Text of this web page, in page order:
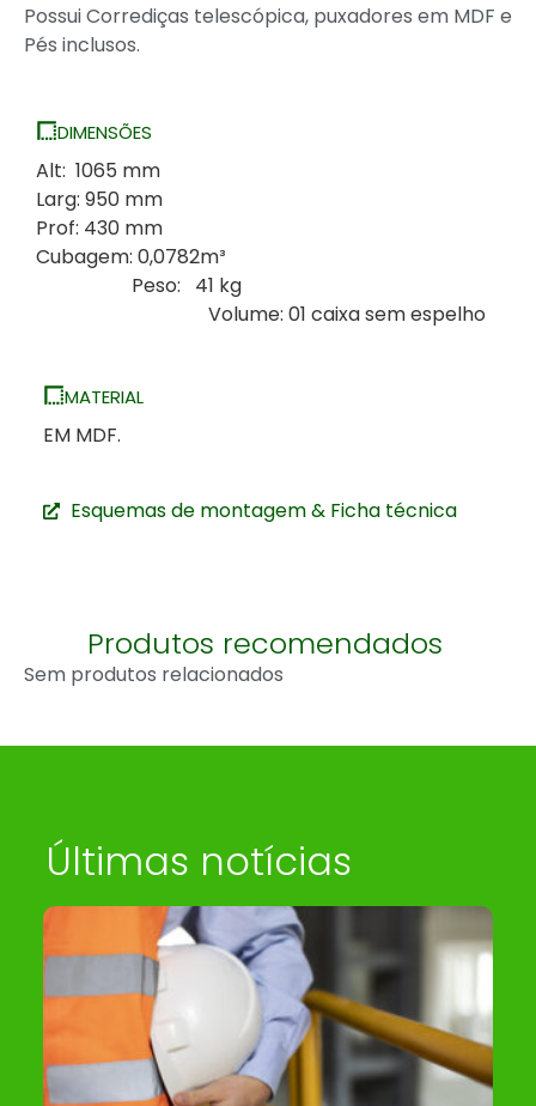
Possui Corrediças telescópica, puxadores em MDF e
Pés inclusos.
DIMENSÕES
Alt: 1065 mm
Larg: 950 mm
Prof: 430 mm
Cubagem: 0,0782m³
Peso: 41 kg
Volume: 01 caixa sem espelho
MATERIAL
EM MDF.
Esquemas de montagem & Ficha técnica
Produtos recomendados
Sem produtos relacionados
Últimas notícias